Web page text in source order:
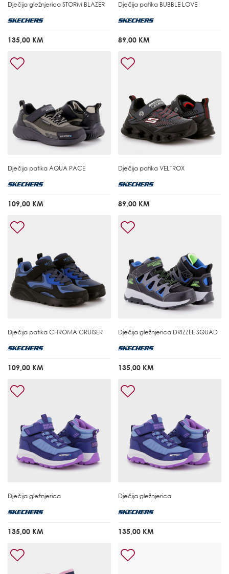
Dječija gležnjerica STORM BLAZER
135,00 KM
Dječija patika BUBBLE LOVE
89,00 KM
Dječija patika AQUA PACE
109,00 KM
Dječija patika VELTROX
89,00 KM
Dječija patika CHROMA CRUISER
109,00 KM
Dječija gležnjerica DRIZZLE SQUAD
135,00 KM
Dječija gležnjerica
135,00 KM
Dječija gležnjerica
135,00 KM